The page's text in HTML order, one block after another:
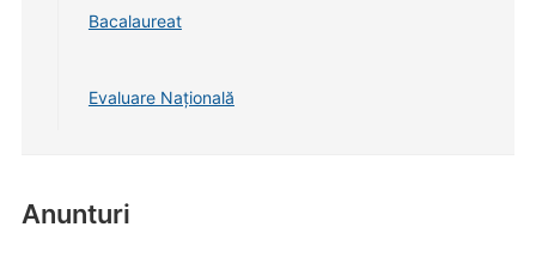
Bacalaureat
Evaluare Națională
Anunturi